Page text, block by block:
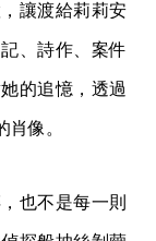
讓渡給莉莉安
、詩作、案件
的追憶，透過
像。
也不是每一則